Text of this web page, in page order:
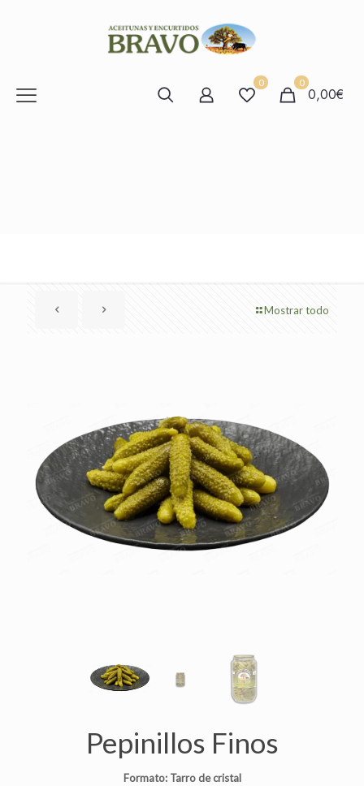
0 0
0,00€
Mostrar todo
Pepinillos Finos
Formato: Tarro de cristal